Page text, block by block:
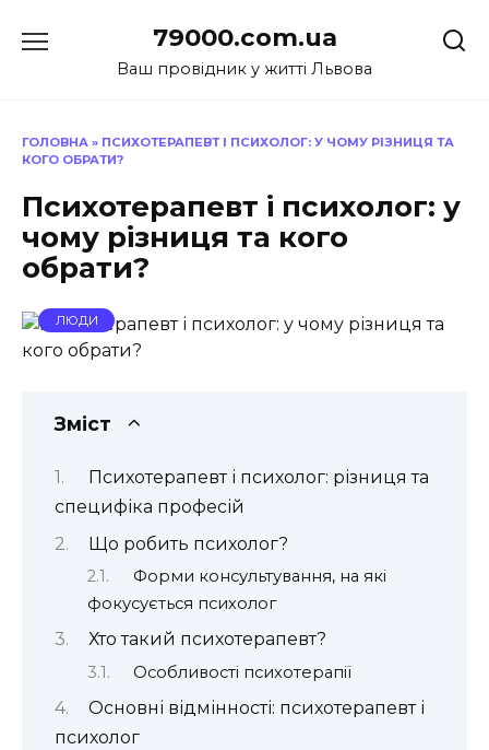
до
79000.com.ua
Ваш провідник у житті Львова
ГОЛОВНА » ПСИХОТЕРАПЕВТ І ПСИХОЛОГ: У ЧОМУ РІЗНИЦЯ ТА
КОГО ОБРАТИ?
Психотерапевт і психолог: у
чому різниця та кого
обрати?
ЛЮДИ
Зміст
Психотерапевт і психолог: різниця та
специфіка професій
Що робить психолог?
Форми консультування, на які
фокусується психолог
Хто такий психотерапевт?
Особливості психотерапії
Основні відмінності: психотерапевт і
психолог